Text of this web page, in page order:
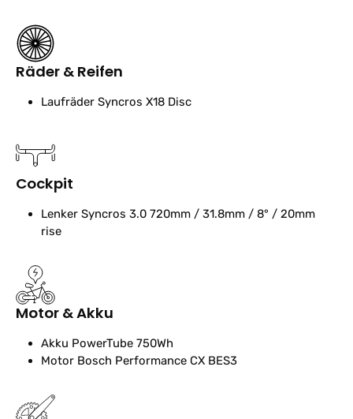
Räder & Reifen
Laufräder Syncros X18 Disc
Cockpit
Lenker Syncros 3.0 720mm / 31.8mm / 8° / 20mm
rise
Motor & Akku
Akku PowerTube 750Wh
Motor Bosch Performance CX BES3